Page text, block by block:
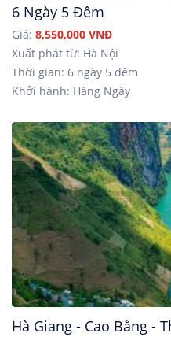
6 Ngày 5 Đêm
Giá: 8,550,000 VNĐ
Xuất phát từ: Hà Nội
Thời gian: 6 ngày 5 đêm
Khởi hành: Hàng Ngày
Hà Giang - Cao Bằng -